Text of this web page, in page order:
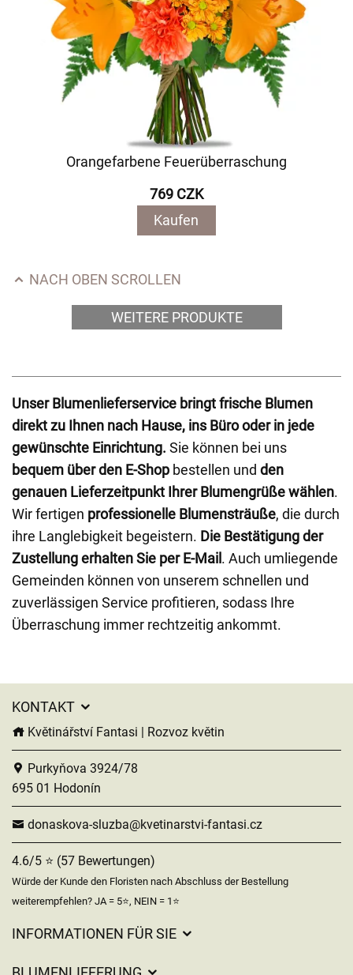
Orangefarbene Feuerüberraschung
769 CZK
Kaufen
NACH OBEN SCROLLEN
WEITERE PRODUKTE
Unser Blumenlieferservice bringt frische Blumen
direkt zu Ihnen nach Hause, ins Büro oder in jede
gewünschte Einrichtung. Sie können bei uns
bequem über den E-Shop bestellen und den
genauen Lieferzeitpunkt Ihrer Blumengrüße wählen.
Wir fertigen professionelle Blumensträuße, die durch
ihre Langlebigkeit begeistern. Die Bestätigung der
Zustellung erhalten Sie per E-Mail . Auch umliegende
Gemeinden können von unserem schnellen und
zuverlässigen Service profitieren, sodass Ihre
Überraschung immer rechtzeitig ankommt.
KONTAKT
Květinářství Fantasi | Rozvoz květin
Purkyňova 3924/78
695 01 Hodonín
donaskova-sluzba@kvetinarstvi-fantasi.cz
4.6/5 ⭐ (57 Bewertungen)
Würde der Kunde den Floristen nach Abschluss der Bestellung
weiterempfehlen? JA = 5⭐, NEIN = 1⭐
INFORMATIONEN FÜR SIE